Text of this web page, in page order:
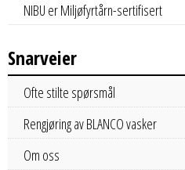
NIBU er Miljøfyrtårn-sertifisert
Snarveier
Ofte stilte spørsmål
Rengjøring av BLANCO vasker
Om oss